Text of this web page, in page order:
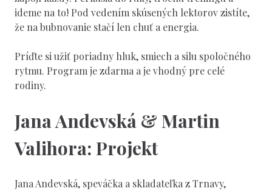
ideme na to! Pod vedením skúsených lektorov zistíte,
že na bubnovanie stačí len chuť a energia.
Príďte si užiť poriadny hluk, smiech a silu spoločného
rytmu. Program je zdarma a je vhodný pre celé
rodiny.
Jana Andevská & Martin
Valihora: Projekt
Jana Andevská, speváčka a skladateľka z Trnavy,